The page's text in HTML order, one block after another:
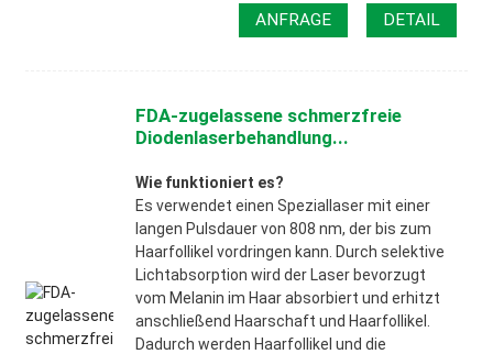
ANFRAGE DETAIL
FDA-zugelassene schmerzfreie
Diodenlaserbehandlung...
Wie funktioniert es?
Es verwendet einen Speziallaser mit einer
langen Pulsdauer von 808 nm, der bis zum
Haarfollikel vordringen kann. Durch selektive
Lichtabsorption wird der Laser bevorzugt
vom Melanin im Haar absorbiert und erhitzt
anschließend Haarschaft und Haarfollikel.
Dadurch werden Haarfollikel und die